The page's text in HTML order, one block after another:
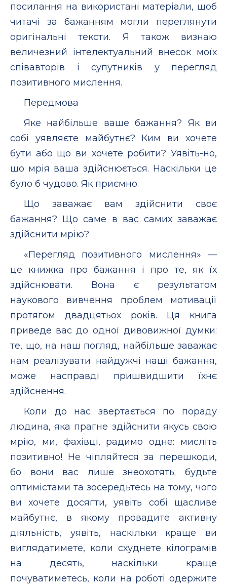
посилання на використані матеріали, щоб
читачі за бажанням могли переглянути
оригінальні тексти. Я також визнаю
величезний інтелектуальний внесок моїх
співавторів і супутників у перегляд
позитивного мислення.
Передмова
Яке найбільше ваше бажання? Як ви
собі уявляєте майбутнє? Ким ви хочете
бути або що ви хочете робити? Уявіть-но,
що мрія ваша здійснюється. Наскільки це
було б чудово. Як приємно.
Що заважає вам здійснити своє
бажання? Що саме в вас самих заважає
здійснити мрію?
«Перегляд позитивного мислення» —
це книжка про бажання і про те, як їх
здійснювати. Вона є результатом
наукового вивчення проблем мотивації
протягом двадцятьох років. Ця книга
приведе вас до одної дивовижної думки:
те, що, на наш погляд, найбільше заважає
нам реалізувати найдужчі наші бажання,
може насправді пришвидшити їхнє
здійснення.
Коли до нас звертається по пораду
людина, яка прагне здійснити якусь свою
мрію, ми, фахівці, радимо одне: мисліть
позитивно! Не чіпляйтеся за перешкоди,
бо вони вас лише знеохотять; будьте
оптимістами та зосередьтесь на тому, чого
ви хочете досягти, уявіть собі щасливе
майбутнє, в якому провадите активну
діяльність, уявіть, наскільки краще ви
виглядатимете, коли схуднете кілограмів
на десять, наскільки краще
почуватиметесь, коли на роботі одержите